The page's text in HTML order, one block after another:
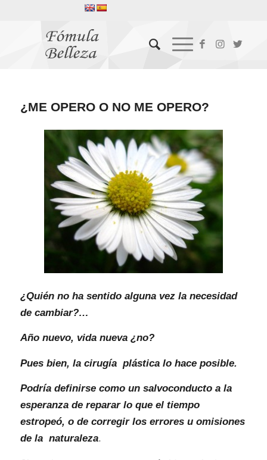
¿ME OPERO O NO ME OPERO?
¿Quién no ha sentido alguna vez la necesidad
de cambiar?…
Año nuevo, vida nueva ¿no?
Pues bien, la cirugía plástica lo hace posible.
Podría definirse como un salvoconducto a la
esperanza de reparar lo que el tiempo
estropeó, o de corregir los errores u omisiones
de la naturaleza.